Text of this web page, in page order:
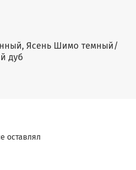
Ясень Шимо темный/
дуб
оставлял